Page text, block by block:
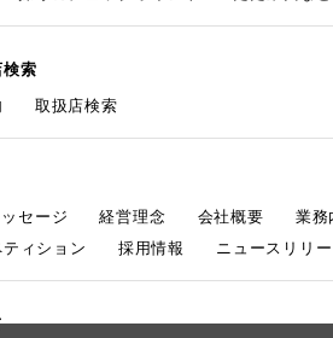
索
取扱店検索
セージ 経営理念 会社概要 業務
ィション
採用情報 ニュースリリ